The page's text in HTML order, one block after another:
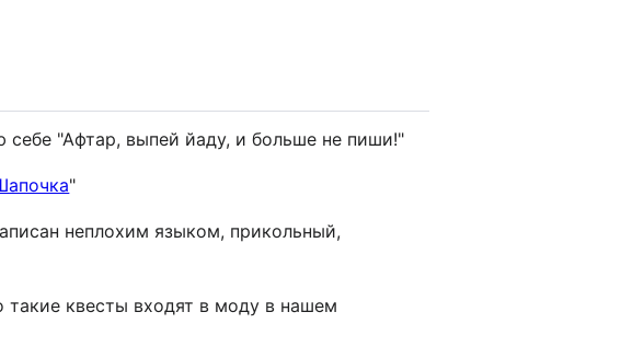
"Афтар, выпей йаду, и больше не пиши!"
"
неплохим языком, прикольный,
такие квесты входят в моду в нашем